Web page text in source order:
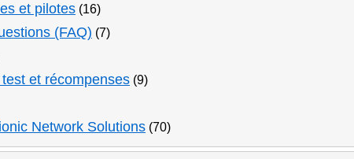
et pilotes (16)
(FAQ) (7)
et récompenses (9)
Network Solutions (70)